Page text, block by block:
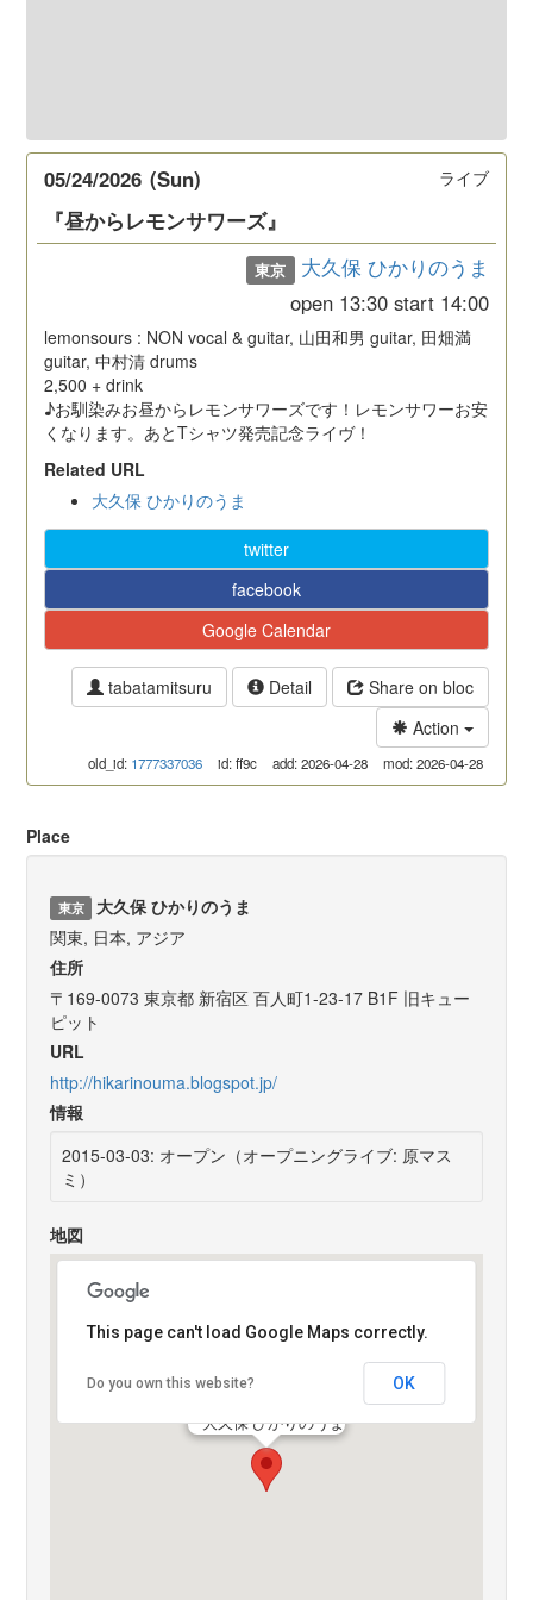
ライブ
05/24/2026 (Sun)
『昼からレモンサワーズ』
東京
大久保 ひかりのうま
open 13:30 start 14:00
lemonsours : NON vocal & guitar, 山田和男 guitar, 田畑満
guitar, 中村清 drums
2,500 + drink
♪お馴染みお昼からレモンサワーズです！レモンサワーお安
くなります。あとTシャツ発売記念ライヴ！
Related URL
大久保 ひかりのうま
twitter
facebook
Google Calendar
tabatamitsuru Detail
Share on bloc
Action
old_id: 1777337036 id: ff9c add: 2026-04-28 mod: 2026-04-28
Place
東京 大久保 ひかりのうま
関東, 日本, アジア
住所
〒169-0073 東京都 新宿区 百人町1-23-17 B1F 旧キュー
ピット
URL
http://hikarinouma.blogspot.jp/
情報
2015-03-03: オープン（オープニングライブ: 原マス
ミ）
地図
大久保 ひかりのうま
This page can't load Google Maps correctly.
Do you own this website? OK